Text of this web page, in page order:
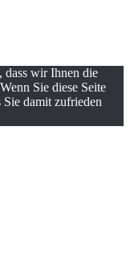
dass wir Ihnen die
Sie diese Seite
damit zufrieden